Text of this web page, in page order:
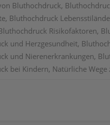
Bluthochdruck,
Bluthochdruck
Risikofaktoren,
und Herzgesundheit,
und Nierenerkrankungen,
bei Kindern, Natürliche